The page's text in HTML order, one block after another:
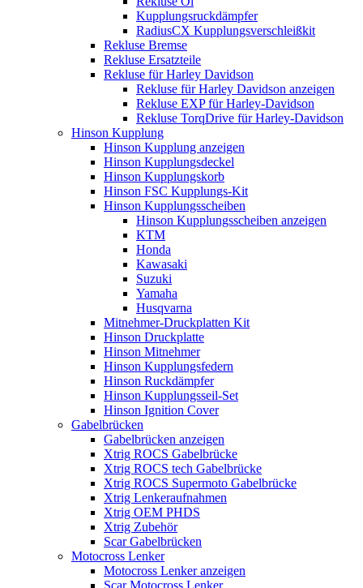
Kupplungsruckdämpfer
RadiusCX Kupplungsverschleißkit
Rekluse Bremse
Rekluse Ersatzteile
Rekluse für Harley Davidson
Rekluse für Harley Davidson anzeigen
Rekluse EXP für Harley-Davidson
Rekluse TorqDrive für Harley-Davidson
Hinson Kupplung
Hinson Kupplung anzeigen
Hinson Kupplungsdeckel
Hinson Kupplungskorb
Hinson FSC Kupplungs-Kit
Hinson Kupplungsscheiben
Hinson Kupplungsscheiben anzeigen
KTM
Honda
Kawasaki
Suzuki
Yamaha
Husqvarna
Mitnehmer-Druckplatten Kit
Hinson Druckplatte
Hinson Mitnehmer
Hinson Kupplungsfedern
Hinson Ruckdämpfer
Hinson Kupplungsseil-Set
Hinson Ignition Cover
Gabelbrücken
Gabelbrücken anzeigen
Xtrig ROCS Gabelbrücke
Xtrig ROCS tech Gabelbrücke
Xtrig ROCS Supermoto Gabelbrücke
Xtrig Lenkeraufnahmen
Xtrig OEM PHDS
Xtrig Zubehör
Scar Gabelbrücken
Motocross Lenker
Motocross Lenker anzeigen
Scar Motocross Lenker